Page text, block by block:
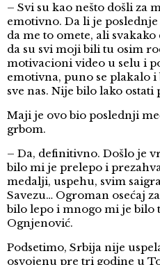
– Svi su kao nešto došli za
emotivno. Da li je
da me to omete, ali
da su svi moji bili tu osim
motivacioni video u selu i
emotivna, puno se plakalo
sve nas. Nije bilo lako
Maji je ovo bio poslednji
grbom.
– Da, definitivno. Došlo je
bilo mi je prelepo i
medalji, uspehu, svim
Savezu… Ogroman osećaj
bilo lepo i mnogo mi je bilo
Ognjenović.
Podsetimo, Srbija nije
osvojenu pre tri godine u